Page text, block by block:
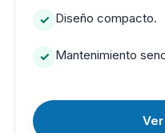
Diseño compacto.
Mantenimiento